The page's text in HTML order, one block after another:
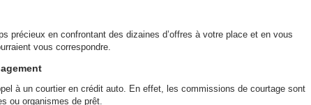
précieux en confrontant des dizaines d’offres à votre place et en vous
vous correspondre.
à un courtier en crédit auto. En effet, les commissions de courtage sont
ou organismes de prêt.